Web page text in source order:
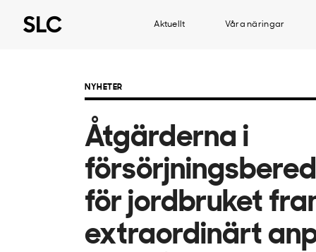
Aktuellt Våra näringar
NYHETER
Åtgärderna i
för jordbruket
extraordinärt